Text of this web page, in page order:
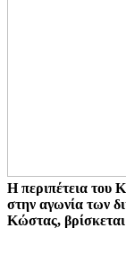
Η περιπέτεια του
στην αγωνία των
Κώστας,